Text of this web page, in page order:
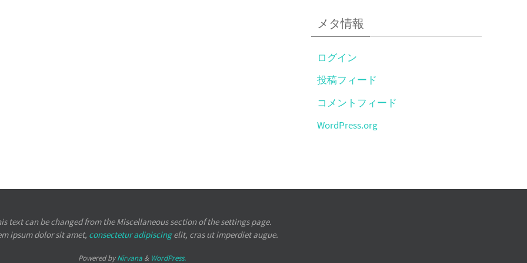
メタ情報
ログイン
投稿フィード
コメントフィード
WordPress.org
text can be changed from the Miscellaneous section of the settings page.
ipsumdolor sit amet, consectetur adipiscingelit, cras ut imperdiet augue.
Powered byNirvana& WordPress.